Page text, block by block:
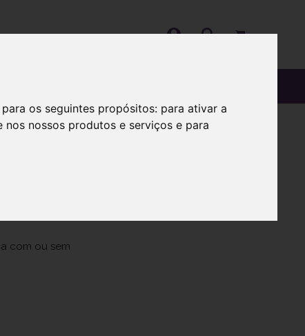
os seguintes propósitos: para ativar a
nos nossos produtos e serviços e para
com ou sem